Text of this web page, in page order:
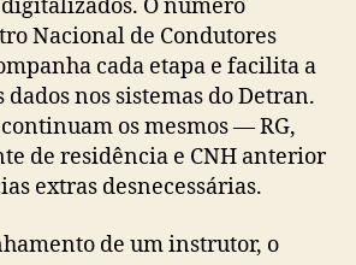
O número
Nacional de Condutores
cada etapa e facilita a
nos sistemas do Detran.
os mesmos — RG,
de residência e CNH anterior
extras desnecessárias.
de um instrutor, o